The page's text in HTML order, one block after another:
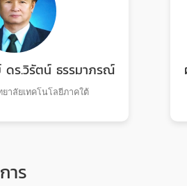
ดร.วิรัตน์ ธรรมาภรณ์
าลัยเทคโนโลยีภาคใต้
าร